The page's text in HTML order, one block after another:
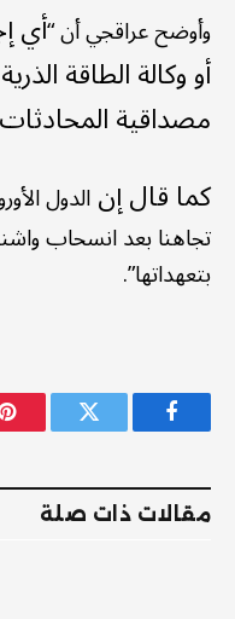
وأوضح عراقجي أن “أي
أو وكالة الطاقة
مصداقية
كما قال إنالدول
تجاهنا بعد انسحاب
بتعهداتها”.
فيسبوك تويتر
مقالات ذات صلة